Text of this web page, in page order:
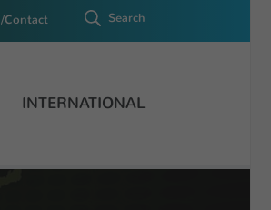
Contact Search
INTERNATIONAL